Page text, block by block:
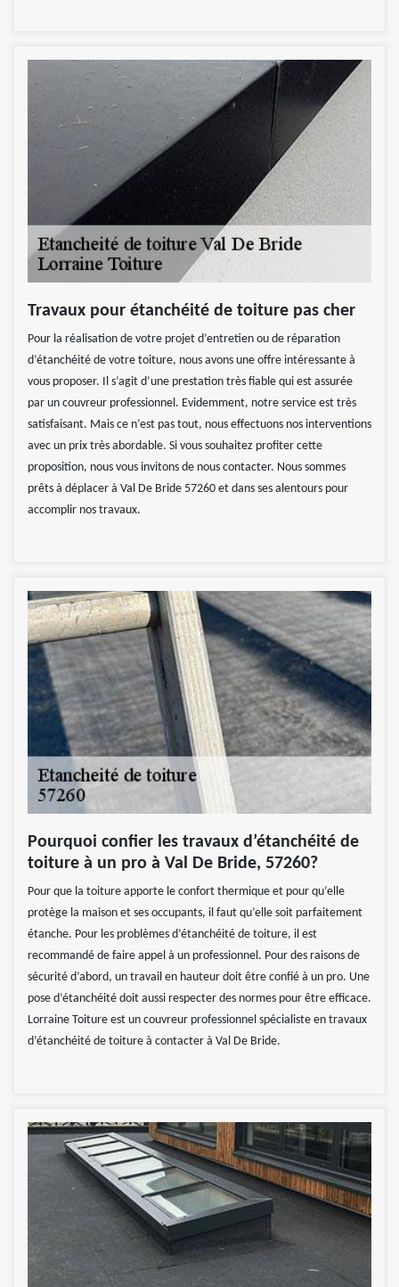
Travaux pour étanchéité de toiture pas cher
Pour la réalisation de votre projet d’entretien ou de réparation
d’étanchéité de votre toiture, nous avons une offre intéressante à
vous proposer. Il s’agit d’une prestation très fiable qui est assurée
par un couvreur professionnel. Evidemment, notre service est très
satisfaisant. Mais ce n’est pas tout, nous effectuons nos interventions
avec un prix très abordable. Si vous souhaitez profiter cette
proposition, nous vous invitons de nous contacter. Nous sommes
prêts à déplacer à Val De Bride 57260 et dans ses alentours pour
accomplir nos travaux.
Pourquoi confier les travaux d’étanchéité de
toiture à un pro à Val De Bride, 57260?
Pour que la toiture apporte le confort thermique et pour qu’elle
protège la maison et ses occupants, il faut qu’elle soit parfaitement
étanche. Pour les problèmes d’étanchéité de toiture, il est
recommandé de faire appel à un professionnel. Pour des raisons de
sécurité d’abord, un travail en hauteur doit être confié à un pro. Une
pose d’étanchéité doit aussi respecter des normes pour être efficace.
Lorraine Toiture est un couvreur professionnel spécialiste en travaux
d’étanchéité de toiture à contacter à Val De Bride.